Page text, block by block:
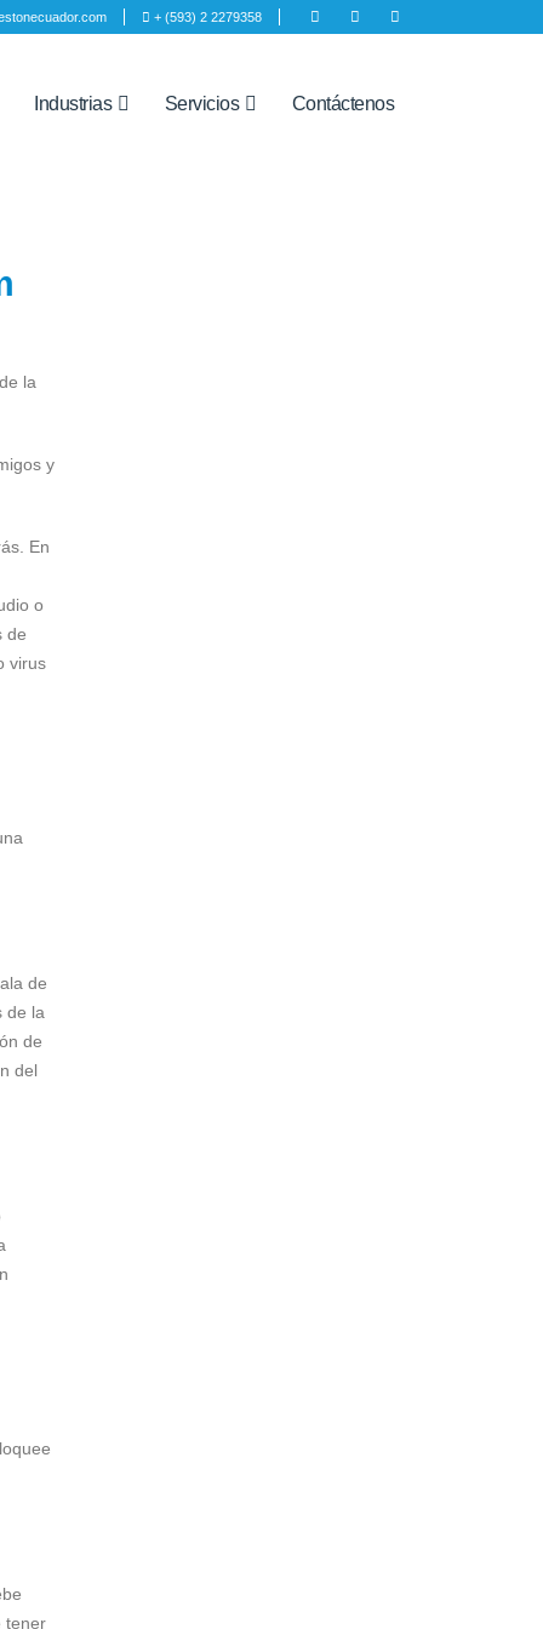
+ (593) 2 2279358
Industrias Servicios Contáctenos
la
y
En
o
de
virus
de
de la
de
del
tener